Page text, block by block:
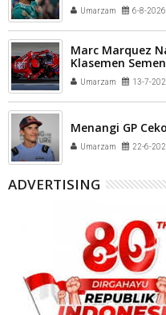
Umarzam 6-8-2026
Marc Marquez
Klasemen
Umarzam 13-7-
Menangi GP
Umarzam 22-6-
ADVERTISING